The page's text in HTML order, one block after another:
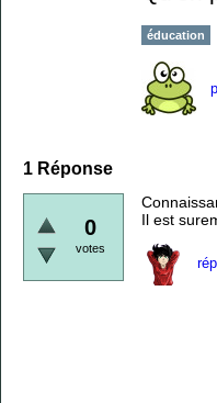
éducation
1 Réponse
0
votes
Il est